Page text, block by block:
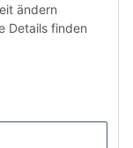
ändern
Details finden